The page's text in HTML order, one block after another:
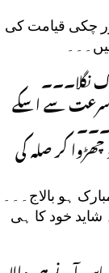
چکی قیامت کی
نگلا۔۔۔
سرعت سے اسکے
چھڑوا کر صلہ کی
ہو بالاج۔۔۔
خود کا ہی